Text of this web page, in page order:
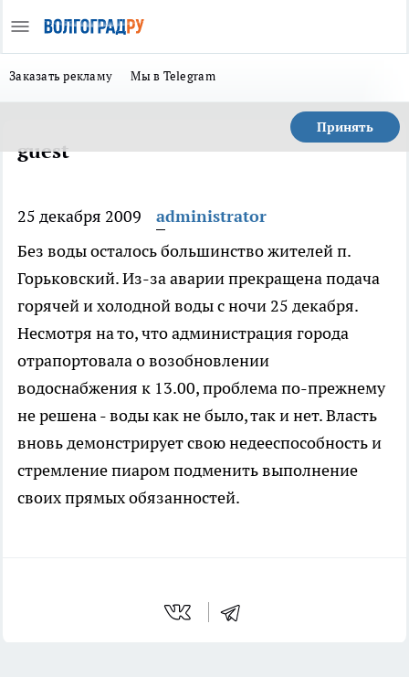
Заказать рекламу Мы в Telegram
Принять
guest
25 декабря 2009
administrator
Без воды осталось большинство жителей п.
Горьковский. Из-за аварии прекращена подача
горячей и холодной воды с ночи 25 декабря.
Несмотря на то, что администрация города
отрапортовала о возобновлении
водоснабжения к 13.00, проблема по-прежнему
не решена - воды как не было, так и нет. Власть
вновь демонстрирует свою недееспособность и
стремление пиаром подменить выполнение
своих прямых обязанностей.